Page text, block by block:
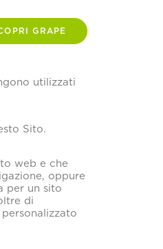
GRAPE
utilizzati
Sito.
web e che
oppure
per un sito
di